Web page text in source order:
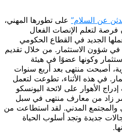
عن السلام” على تطورها المهني،
فرصة لتعلم الإنصات الفعال
الجديد في القطاع الحكومي
شؤون الاستثمار. من خلال تقديم
وكونها عضوًا في هيئة
أصبحت منتهى بعد أربع سنوات
في هذه الأثناء، تطوعت لتعمل
الأهوار على لائحة اليونسكو
زاد من معارف منتهى في سبل
والمجتمع المدني. لقد استطاعت من
جديدة وتجد أسلوب الحياة